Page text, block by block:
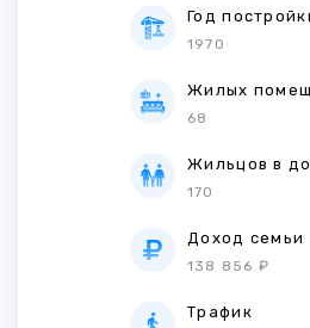
Год
1970
Жилых
68
Жильцов в
170
Доход семьи
138 856 ₽
Трафик